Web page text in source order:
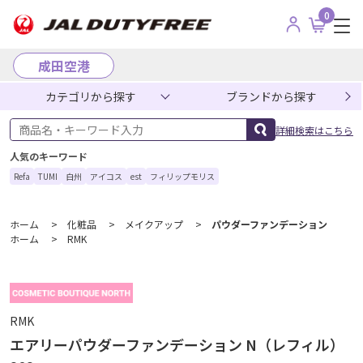
0
成田空港
カテゴリから探す ブランドから探す
商品名・キーワード入力
詳細検索はこちら
人気のキーワード
Refa TUMI 白州 アイコス est フィリップモリス
ホーム > 化粧品 > メイクアップ >
パウダーファンデーション
ホーム
> RMK
RMK
エアリーパウダーファンデーション N（レフィル）